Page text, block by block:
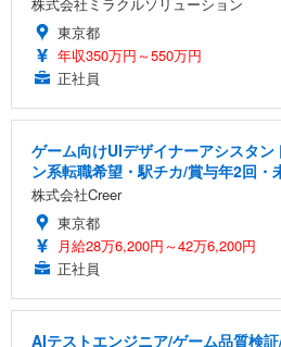
東京都
年収350万円～550万円
正社員
ゲーム向けUIデザイナーアシスタン
ン系転職希望・駅チカ/賞与年2回・
株式会社Creer
東京都
月給28万6,200円～42万6,200円
正社員
AIテストエンジニア/ゲーム品質検